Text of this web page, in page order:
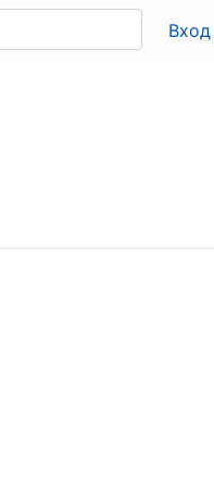
Вход